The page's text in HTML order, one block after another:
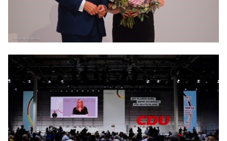
Anträge CDU
Kleine Anfragen
CDU Fraktion im Brandenburger Landtag
CDU Brandenburg
CDU Potsdam